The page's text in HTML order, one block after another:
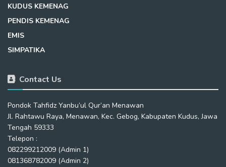
KUDUS KEMENAG
PENDIS KEMENAG
EMIS
SIMPATIKA
Contact Us
Pondok Tahfidz Yanbu’ul Qur’an Menawan
Jl. Rahtawu Raya, Menawan, Kec. Gebog, Kabupaten Kudus, Jawa
Tengah 59333
Telepon :
082299212009 (Admin 1)
081368782009 (Admin 2)